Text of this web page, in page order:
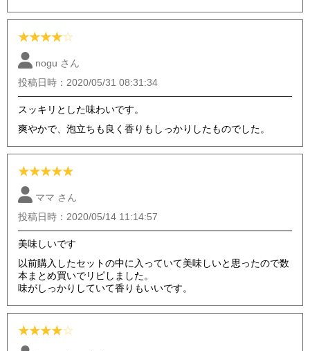
★★★★☆
nogu さん
投稿日時：2020/05/31 08:31:34
スッキリとした味わいです。
爽やかで、泡立ちも良く香りもしっかりしたものでした。
★★★★★
ママ さん
投稿日時：2020/05/14 11:14:57
美味しいです
以前購入したセットの中に入っていて美味しいと思ったので数
本まとめ買いでリピしました。
味がしっかりしていて香りもいいです。
★★★★☆